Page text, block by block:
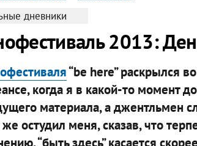
дневники
2013:
“be here” раскрылся
когда я в какой-то момент
материала, а джентльмен
остудил меня, сказав, что
“быть здесь” касается